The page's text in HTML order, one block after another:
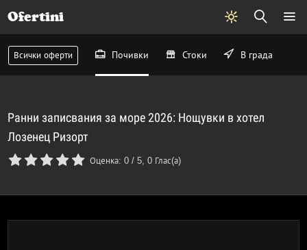
Ofertini
Всички оферти Почивки Стоки В града
Ранни записвания за море 2026: Нощувки в хотел
Лозенец Ризорт
Оценка:0 /5,0 Глас(а)